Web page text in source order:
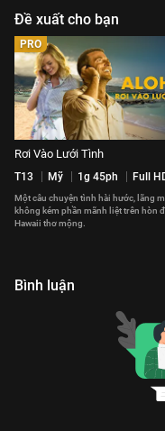
Đề xuất cho bạn
PRO
Rơi Vào Lưới Tình
T13 Mỹ 1g 45ph Full
Một câu chuyện tình hài hước, lãng
không kém phần mãnh liệt trên hòn
Hawaii thơ mộng.
Bình luận